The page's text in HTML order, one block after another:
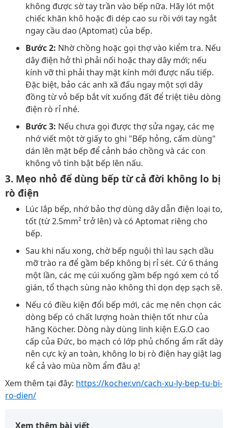
không được sờ tay trần vào bếp nữa. Hãy lót một
chiếc khăn khô hoặc đi dép cao su rồi với tay ngắt
ngay cầu dao (Aptomat) của bếp.
Bước 2: Nhờ chồng hoặc gọi thợ vào kiểm tra. Nếu
dây điện hở thì phải nối hoặc thay dây mới; nếu
kính vỡ thì phải thay mặt kính mới được nấu tiếp.
Đặc biệt, bảo các anh xã đấu ngay một sợi dây
đồng từ vỏ bếp bắt vít xuống đất để triệt tiêu dòng
điện rò rỉ nhé.
Bước 3: Nếu chưa gọi được thợ sửa ngay, các mẹ
nhớ viết một tờ giấy to ghi "Bếp hỏng, cấm dùng"
dán lên mặt bếp để cảnh báo chồng và các con
không vô tình bật bếp lên nấu.
3. Mẹo nhỏ để dùng bếp từ cả đời không lo bị
rò điện
Lúc lắp bếp, nhớ bảo thợ dùng dây dẫn điện loại to,
tốt (từ 2.5mm² trở lên) và có Aptomat riêng cho
bếp.
Sau khi nấu xong, chờ bếp nguội thì lau sạch dầu
mỡ trào ra để gầm bếp không bị rỉ sét. Cứ 6 tháng
một lần, các mẹ cúi xuống gầm bếp ngó xem có tổ
gián, tổ thạch sùng nào không thì dọn dẹp sạch sẽ.
Nếu có điều kiện đổi bếp mới, các mẹ nên chọn các
dòng bếp có chất lượng hoàn thiện tốt như của
hãng Köcher. Dòng này dùng linh kiện E.G.O cao
cấp của Đức, bo mạch có lớp phủ chống ẩm rất dày
nên cực kỳ an toàn, không lo bị rò điện hay giật lag
kể cả vào mùa nồm ẩm đâu ạ!
Xem thêm tại đây: https://kocher.vn/cach-xu-ly-bep-tu-bi-
ro-dien/
Xem thêm bài viết